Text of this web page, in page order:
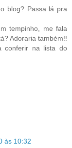
blog? Passa lá pra
tempinho, me fala
Adoraria também!!
conferir na lista do
às 10:32